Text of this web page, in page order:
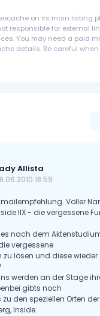
on its main listing
responsible for external
You may need a paid
details. Be careful
Allista
18:59
Voller
IIX - die vergessene
nach dem
vergessene
zu lösen und diese wieder
werden an der Stage
gibts noch
zu den speziellen Orten
Inside.